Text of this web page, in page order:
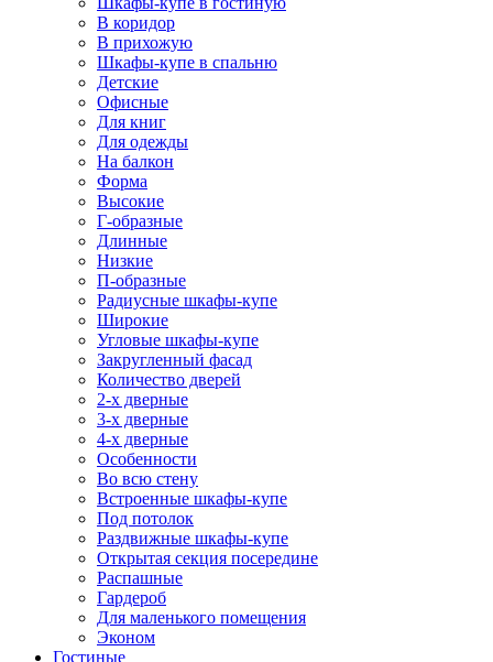
В коридор
В прихожую
Шкафы-купе в спальню
Детские
Офисные
Для книг
Для одежды
На балкон
Форма
Высокие
Г-образные
Длинные
Низкие
П-образные
Радиусные шкафы-купе
Широкие
Угловые шкафы-купе
Закругленный фасад
Количество дверей
2-х дверные
3-х дверные
4-х дверные
Особенности
Во всю стену
Встроенные шкафы-купе
Под потолок
Раздвижные шкафы-купе
Открытая секция посередине
Распашные
Гардероб
Для маленького помещения
Эконом
Гостиные